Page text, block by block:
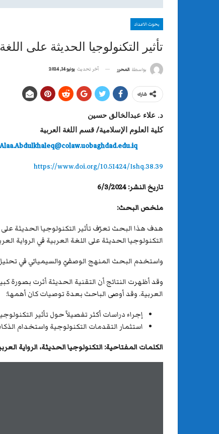
بحوث الاعداد
تأثير التكنولوجيا الحديثة على
بواسطة المحرر آخر تحديث يونيو 14, 2024
شارك
د. علاء عبدالخالق حسين
كلية العلوم الإسلامية/ قسم اللغة العربية
Alaa.Abdulkhaleq@colaw.uobaghdad.edu.iq
https://www.doi.org/10.51424/Ishq.38.39
تاريخ النشر: 6/3/2024
ملخص البحث:
هدف هذا البحث تعرّف تأثير التكنولوجيا الحديثة
التكنولوجيا الحديثة على اللغة العربية في الرواية
واستخدم البحث المنهج الوصفيّ والسيميائي في
وقد أظهرت النتائج أن التقنية الحديثة أثرت
العربية. وقد أوصى الباحث بعدة توصيات كان أهمها:
إجراء دراسات أكثر تفصيلاً حول تأثير
استثمار التقدمات التكنولوجية واستخدام
الكلمات المفتاحية:التكنولوجيا الحديثة،الرواية